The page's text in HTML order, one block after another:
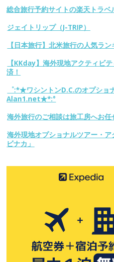
総合旅行予約サイトの楽天トラベ
ジェイトリップ（J-TRIP）
【日本旅行】北米旅行の人気ラ
【KKday】海外現地アクティビ
済！
゜:*★ワシントンD.C.のオプショ
Alan1.net★*:°
海外旅行のご相談は旅工房へお任
海外現地オプショナルツアー・
ビナカ」